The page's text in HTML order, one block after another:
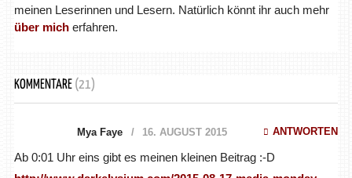
meinen Leserinnen und Lesern. Natürlich könnt ihr auch mehr
über micherfahren.
KOMMENTARE (21)
Mya Faye 16. AUGUST 2015 ANTWORTEN
Ab 0:01 Uhr eins gibt es meinen kleinen Beitrag :-D